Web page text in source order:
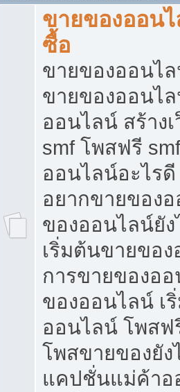
ขายของออน
ซื้อ
ขายของออนไล
ขายของออนไ
ออนไลน์ สร้าง
smf โพสฟรี
ออนไลน์อะไร
อยากขายของ
ของออนไลน์ยั
เริ่มต้นขายของ
การขายของอ
ของออนไลน์ เ
ออนไลน์ โพส
โพสขายของยัง
แคปชั่นแม่ค้า